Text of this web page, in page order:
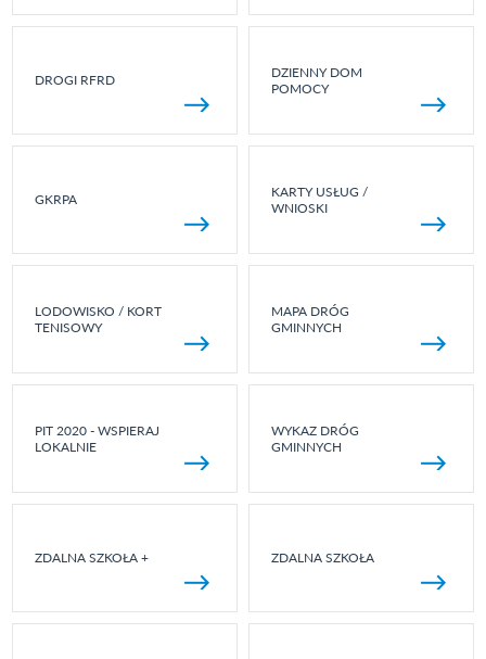
DROGI RFRD
DZIENNY DOM
POMOCY
GKRPA
KARTY USŁUG /
WNIOSKI
LODOWISKO / KORT
TENISOWY
MAPA DRÓG
GMINNYCH
PIT 2020 - WSPIERAJ
LOKALNIE
WYKAZ DRÓG
GMINNYCH
ZDALNA SZKOŁA + ZDALNA SZKOŁA